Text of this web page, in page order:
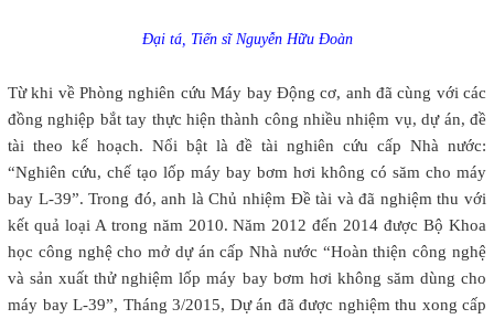
Đại tá, Tiến sĩ Nguyễn Hữu Đoàn
Từ khi về Phòng nghiên cứu Máy bay Động cơ, anh đã cùng với các
đồng nghiệp bắt tay thực hiện thành công nhiều nhiệm vụ, dự án, đề
tài theo kế hoạch. Nổi bật là đề tài nghiên cứu cấp Nhà nước:
“Nghiên cứu, chế tạo lốp máy bay bơm hơi không có săm cho máy
bay L-39”. Trong đó, anh là Chủ nhiệm Đề tài và đã nghiệm thu với
kết quả loại A trong năm 2010. Năm 2012 đến 2014 được Bộ Khoa
học công nghệ cho mở dự án cấp Nhà nước “Hoàn thiện công nghệ
và sản xuất thử nghiệm lốp máy bay bơm hơi không săm dùng cho
máy bay L-39”, Tháng 3/2015, Dự án đã được nghiệm thu xong cấp